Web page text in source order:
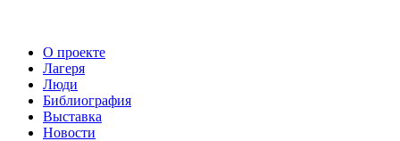
О проекте
Лагеря
Люди
Библиография
Выставка
Новости